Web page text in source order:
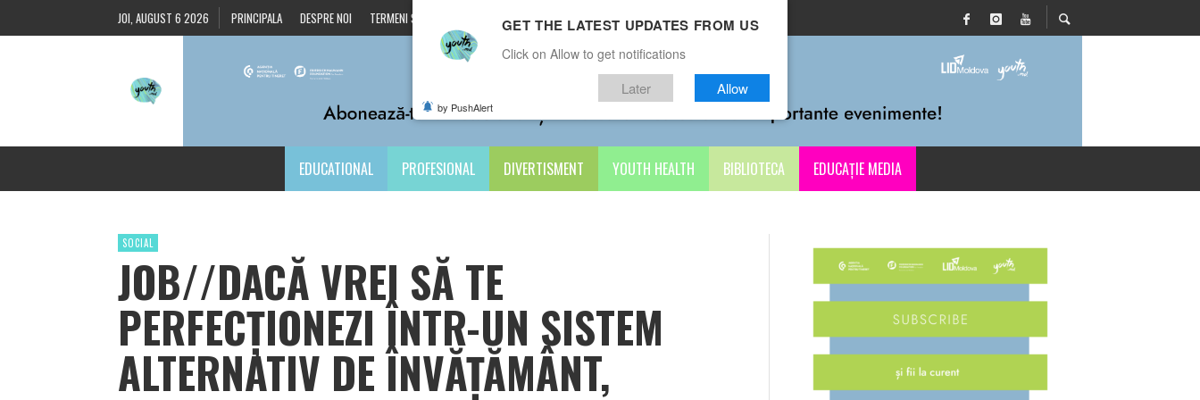
JOI, AUGUST 6 2026 PRINCIPALA DESPRE NOI TERMENI ȘI CONDIȚII CONTACTE
EDUCATIONAL PROFESIONAL DIVERTISMENT YOUTH HEALTH BIBLIOTECA EDUCAȚIE MEDIA
SOCIAL
JOB//DACĂ VREI SĂ TE
PERFECȚIONEZI ÎNTR-UN SISTEM
ALTERNATIV DE ÎNVĂȚĂMÂNT,
GET THE LATEST UPDATES FROM US
Click on Allow to get notifications
Later Allow
by PushAlert